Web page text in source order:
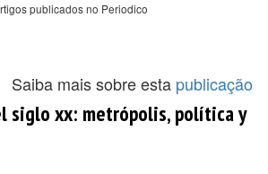
publicados no Periodico
Saiba mais sobre esta publicação
siglo xx: metrópolis, política y